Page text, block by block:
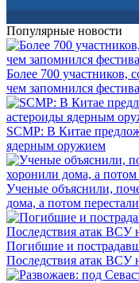
Популярные новости
Более 700 участников,
чем запомнился
SCMP: В Китае
ядерным оружием
Ученые объяснили,
дома, а потом перестали
Погибшие и
Последствия атак ВСУ